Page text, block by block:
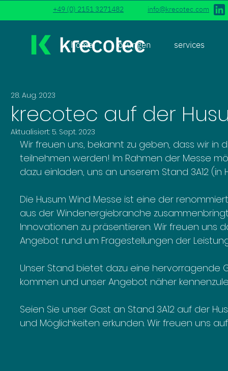
+49 (0) 2151 3271482 info@krecotec.com
home lösungen services
krecotec auf der
28. Aug. 2023
Aktualisiert: 5. Sept. 2023
Wir freuen uns, bekannt zu geben, dass wir in
teilnehmen werden! Im Rahmen der Messe
dazu einladen, uns an unserem Stand 3A12 (in
Die Husum Wind Messe ist eine der
aus der Windenergiebranche
Innovationen zu präsentieren. Wir freuen uns
Angebot rund um Fragestellungen der
Unser Stand bietet dazu eine hervorragende
kommen und unser Angebot näher
Seien Sie unser Gast an Stand 3A12 auf der
und Möglichkeiten erkunden. Wir freuen uns